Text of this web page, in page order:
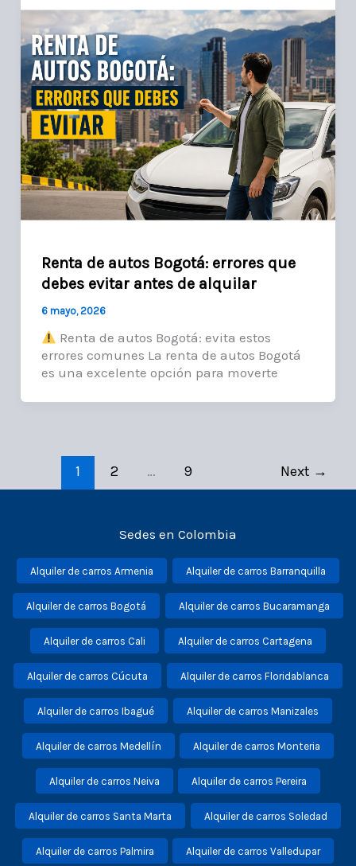
Renta de autos Bogotá: errores que
debes evitar antes de alquilar
6 mayo, 2026
Renta de autos Bogotá: evita estos
errores comunes La renta de autos Bogotá
es una excelente opción para moverte
1 2 … 9 Next →
Sedes en Colombia
Alquiler de carros Armenia Alquiler de carros Barranquilla
Alquiler de carros Bogotá Alquiler de carros Bucaramanga
Alquiler de carros Cali Alquiler de carros Cartagena
Alquiler de carros Cúcuta Alquiler de carros Floridablanca
Alquiler de carros Ibagué Alquiler de carros Manizales
Alquiler de carros Medellín Alquiler de carros Monteria
Alquiler de carros Neiva Alquiler de carros Pereira
Alquiler de carros Santa Marta Alquiler de carros Soledad
Alquiler de carros Palmira Alquiler de carros Valledupar